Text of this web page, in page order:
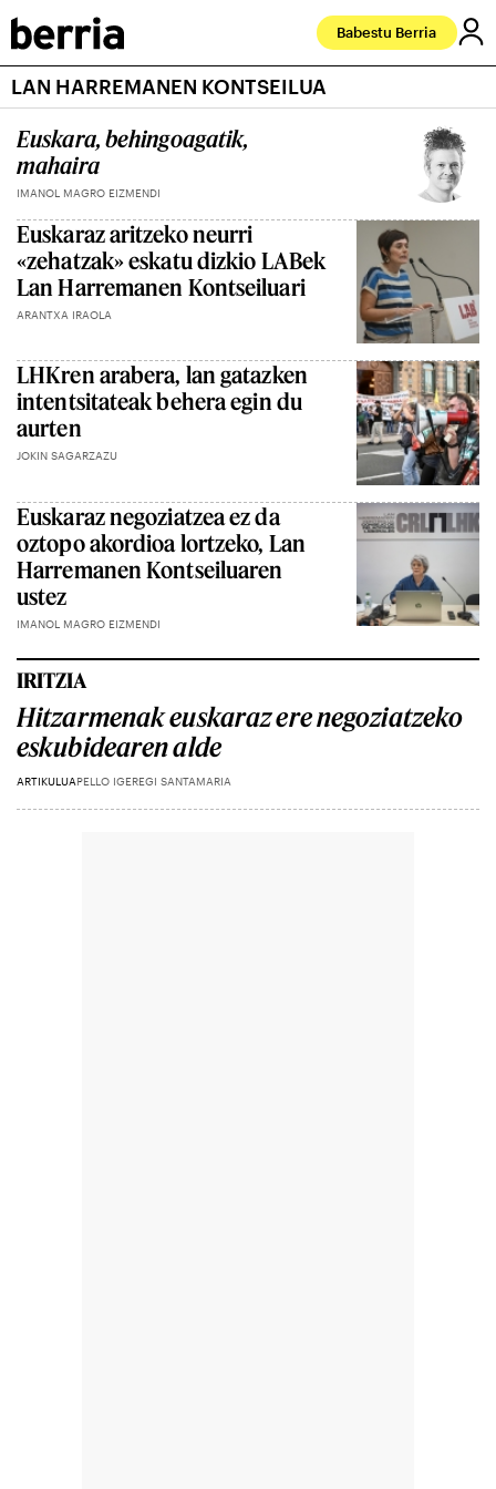
Babestu Berria
LAN HARREMANEN KONTSEILUA
Euskara, behingoagatik,
mahaira
IMANOL MAGRO EIZMENDI
Euskaraz aritzeko neurri
«zehatzak» eskatu dizkio LABek
Lan Harremanen Kontseiluari
ARANTXA IRAOLA
LHKren arabera, lan gatazken
intentsitateak behera egin du
aurten
JOKIN SAGARZAZU
Euskaraz negoziatzea ez da
oztopo akordioa lortzeko, Lan
Harremanen Kontseiluaren
ustez
IMANOL MAGRO EIZMENDI
IRITZIA
Hitzarmenak euskaraz ere negoziatzeko
eskubidearen alde
ARTIKULUAPELLO IGEREGI SANTAMARIA